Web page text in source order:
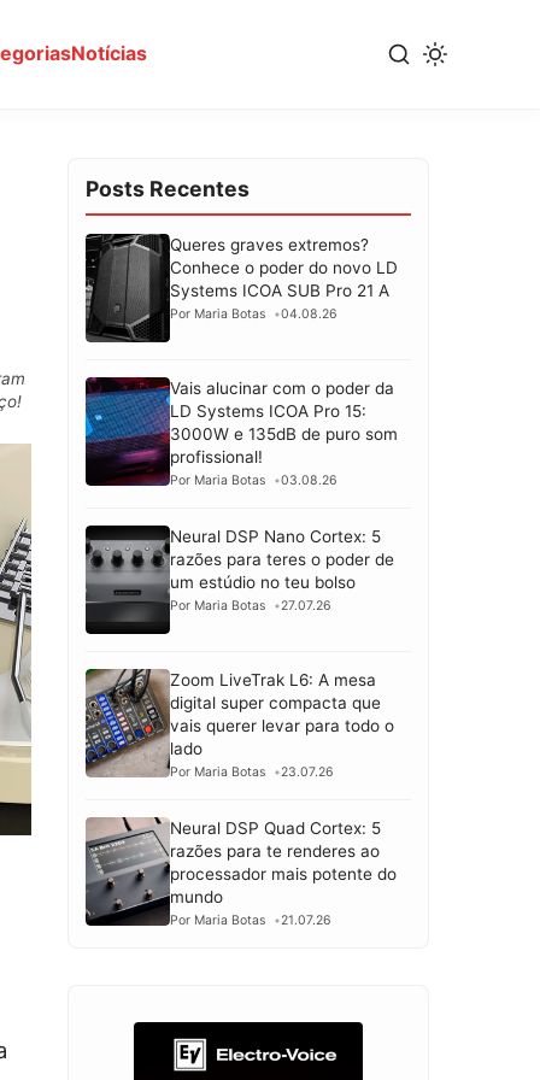
Notícias
Posts Recentes
Queres graves extremos?
Conhece o poder do novo LD
Systems ICOA SUB Pro 21 A
Por Maria Botas 04.08.26
Vais alucinar com o poder da
LD Systems ICOA Pro 15:
3000W e 135dB de puro som
profissional!
Por Maria Botas 03.08.26
Neural DSP Nano Cortex: 5
razões para teres o poder de
um estúdio no teu bolso
Por Maria Botas 27.07.26
Zoom LiveTrak L6: A mesa
digital super compacta que
vais querer levar para todo o
lado
Por Maria Botas 23.07.26
Neural DSP Quad Cortex: 5
razões para te renderes ao
processador mais potente do
mundo
Por Maria Botas 21.07.26